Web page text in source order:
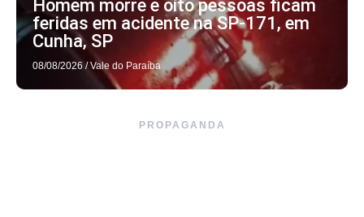
Homem morre e oito pessoas ficam
feridas em acidente na SP-171, em
Cunha, SP
08/08/2026 / Vale do Paraíba
PROPAGANDA